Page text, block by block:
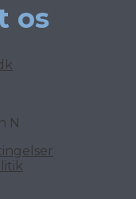
os
N